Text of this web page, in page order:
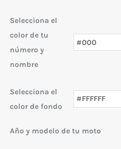
Selecciona el
color de tu
número y
nombre
Selecciona el
color de fondo
Año y modelo de tu moto